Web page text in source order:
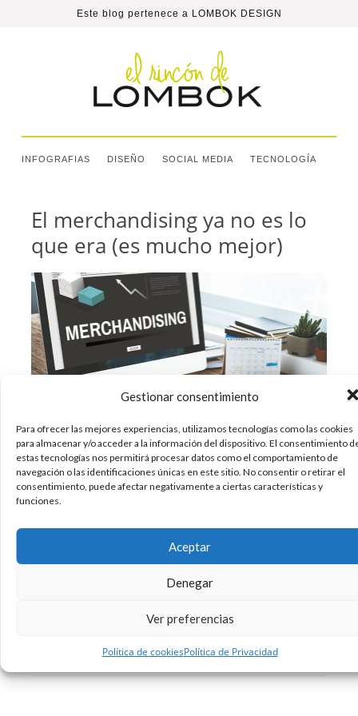
Gestionar consentimiento
Para ofrecer las mejores experiencias, utilizamos tecnologías como las cookies
para almacenar y/o acceder a la información del dispositivo. El consentimiento
estas tecnologías nos permitirá procesar datos como el comportamiento de
navegación o las identificaciones únicas en este sitio. No consentir o retirar el
consentimiento, puede afectar negativamente a ciertas características y
funciones.
Aceptar
Denegar
Ver preferencias
Política de cookiesPolítica de Privacidad
Este blog pertenece a LOMBOK DESIGN
INFOGRAFIAS DISEÑO SOCIAL MEDIA TECNOLOGÍA
El merchandising ya no es lo
que era (es mucho mejor)
¿Sabemos de lo que hablamos cuando hablamos
de merchandising? El merchandising, en esencia,
sería el conjunto de estrategias que se utilizan
para aumentar la rentabilidad en el punto de
venta. Para hablar de los inicios del
merchandising hemos de remontarnos a finales
del siglo XIX,